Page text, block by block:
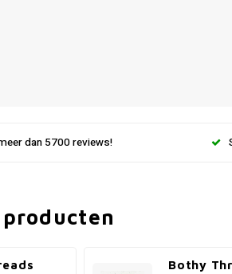
dan 5700 reviews!
Bothy